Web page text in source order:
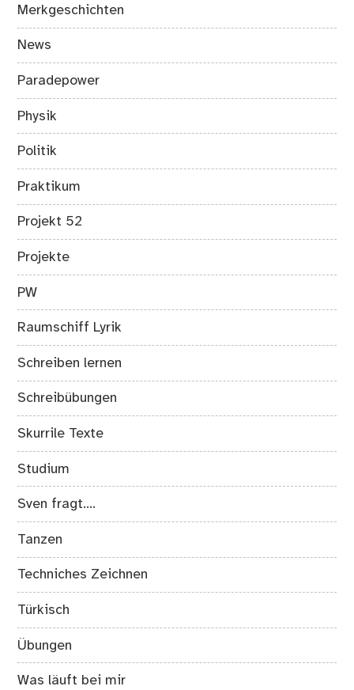
Merkgeschichten
News
Paradepower
Physik
Politik
Praktikum
Projekt 52
Projekte
PW
Raumschiff Lyrik
Schreiben lernen
Schreibübungen
Skurrile Texte
Studium
Sven fragt….
Tanzen
Techniches Zeichnen
Türkisch
Übungen
Was läuft bei mir